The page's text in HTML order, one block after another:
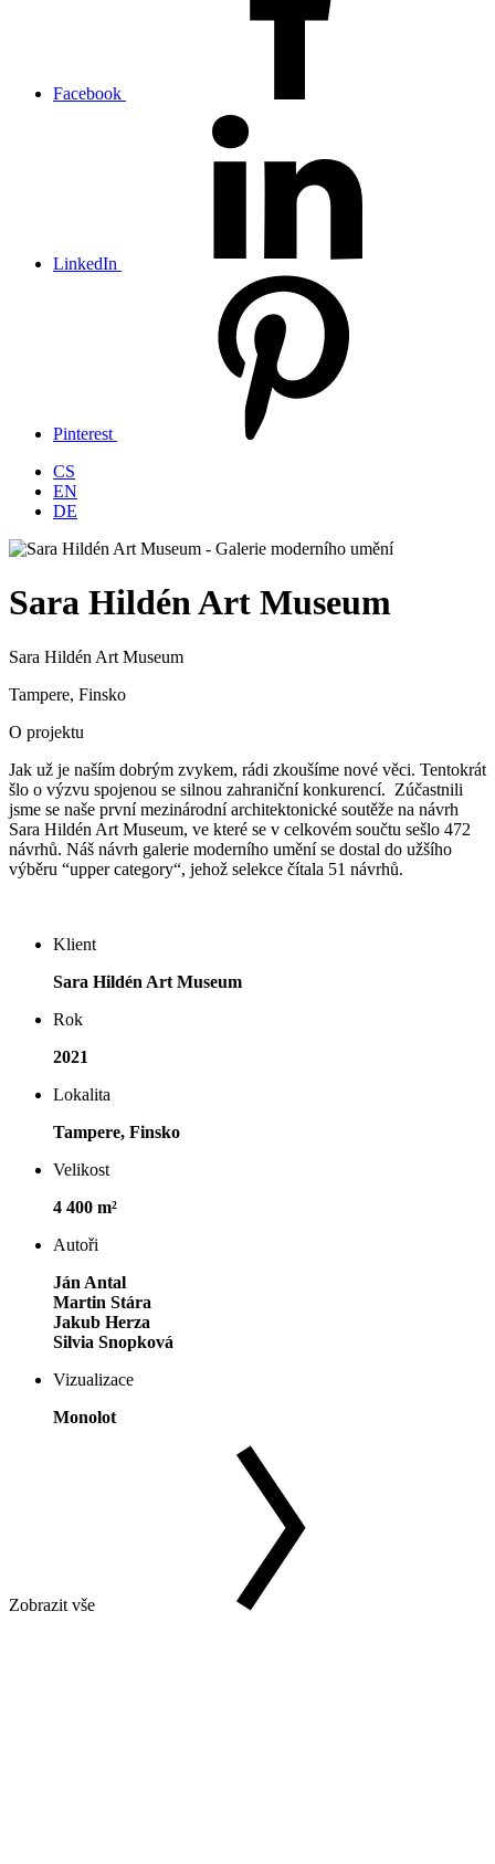
Facebook
LinkedIn
Pinterest
CS
EN
DE
Sara Hildén Art Museum
Sara Hildén Art Museum
Tampere, Finsko
O projektu
Jak už je naším dobrým zvykem, rádi zkoušíme nové věci. Tentokrát
šlo o výzvu spojenou se silnou zahraniční konkurencí. Zúčastnili
jsme se naše první mezinárodní architektonické soutěže na návrh
Sara Hildén Art Museum, ve které se v celkovém součtu sešlo 472
návrhů. Náš návrh galerie moderního umění se dostal do užšího
výběru “upper category“, jehož selekce čítala 51 návrhů.
Klient
Sara Hildén Art Museum
Rok
2021
Lokalita
Tampere, Finsko
Velikost
4 400 m²
Autoři
Ján Antal
Martin Stára
Jakub Herza
Silvia Snopková
Vizualizace
Monolot
Zobrazit vše